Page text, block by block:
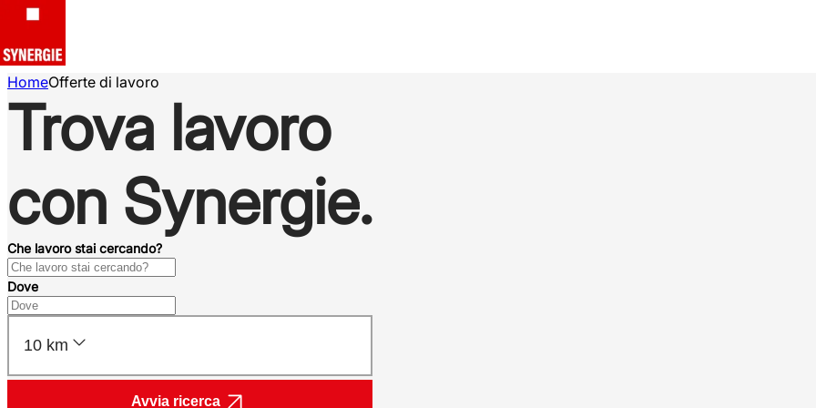
HomeOfferte di lavoro
Trova lavoro
con Synergie.
Che lavoro stai cercando?
Dove
10 km
Avvia ricerca